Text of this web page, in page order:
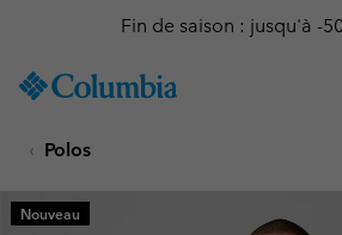
TO
SKIP
MAIN
NAV
Fin de saison : jusqu'à -
Polos
Nouveau